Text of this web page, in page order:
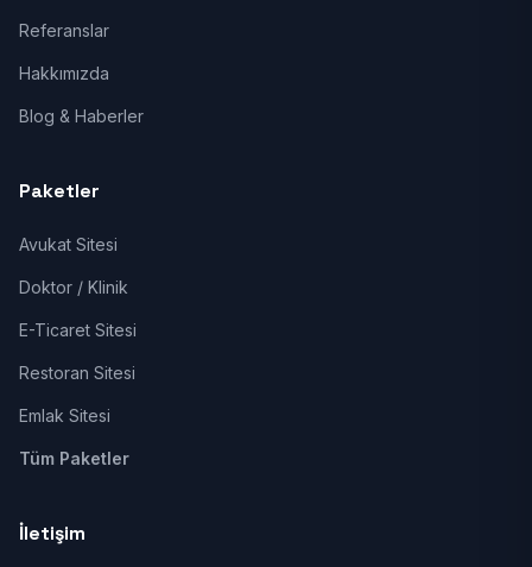
Referanslar
Hakkımızda
Blog & Haberler
Paketler
Avukat Sitesi
Doktor / Klinik
E-Ticaret Sitesi
Restoran Sitesi
Emlak Sitesi
Tüm Paketler
İletişim